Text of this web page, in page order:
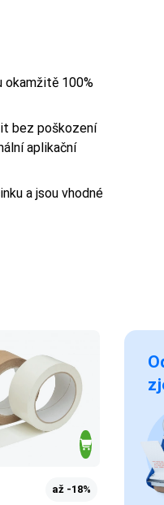
okamžitě 100%
bez poškození
aplikační
a jsou vhodné
až -18%